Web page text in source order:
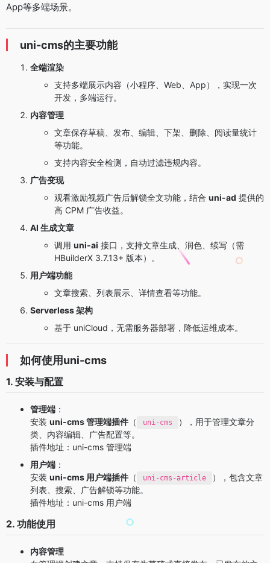
App等多端场景。
uni-cms的主要功能
全端渲染
支持多端展示内容（小程序、Web、App），实现一次
开发，多端运行。
内容管理
文章保存草稿、发布、编辑、下架、删除、阅读量统计
等功能。
支持内容安全检测，自动过滤违规内容。
广告变现
观看激励视频广告后解锁全文功能，结合 uni-ad 提供的
高 CPM 广告收益。
AI 生成文章
调用 uni-ai 接口，支持文章生成、润色、续写（需
HBuilderX 3.7.13+ 版本）。
用户端功能
文章搜索、列表展示、详情查看等功能。
Serverless 架构
基于 uniCloud，无需服务器部署，降低运维成本。
如何使用uni-cms
1. 安装与配置
管理端 ：
安装 uni-cms 管理端插件 （ uni-cms
），用于管理文章分
类、内容编辑、广告配置等。
插件地址： uni-cms 管理端
用户端 ：
安装 uni-cms 用户端插件 （ uni-cms-article
），包含文章
列表、搜索、广告解锁等功能。
插件地址： uni-cms 用户端
2. 功能使用
内容管理